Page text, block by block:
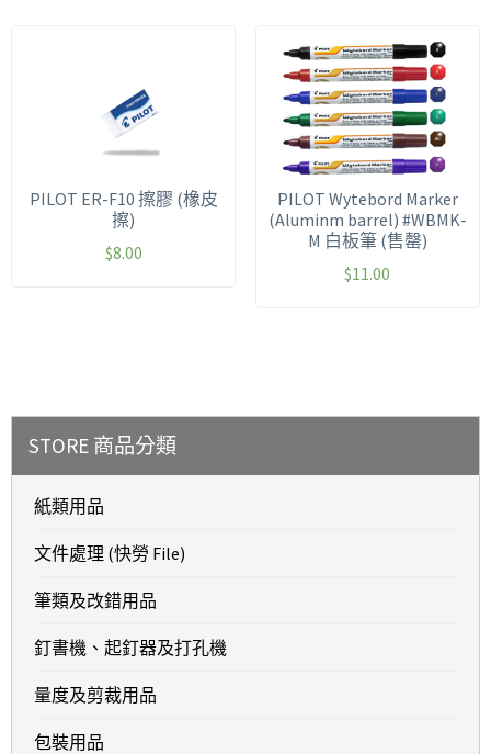
PILOT ER-F10 擦膠 (橡皮
擦)
$8.00
PILOT Wytebord Marker
(Aluminm barrel) #WBMK-
M 白板筆 (售罄)
$11.00
STORE 商品分類
紙類用品
文件處理 (快勞 File)
筆類及改錯用品
釘書機、起釘器及打孔機
量度及剪裁用品
包裝用品